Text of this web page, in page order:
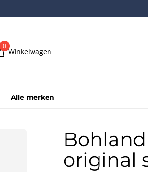
0
Winkelwagen
Alle merken
Bohland
original